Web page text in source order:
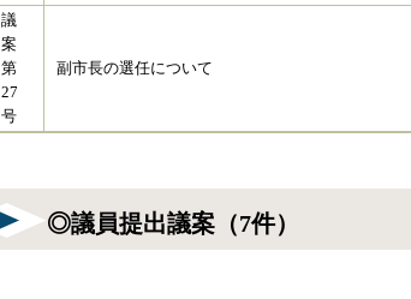
議
案
第
27
号
副市長の選任について
◎議員提出議案（7件）